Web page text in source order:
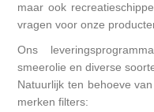
maar ook
vragen voor onze
Ons
smeerolie en diverse
Natuurlijk ten behoeve
merken filters: